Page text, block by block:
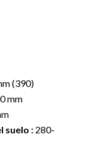
(390)
mm
suelo :280-